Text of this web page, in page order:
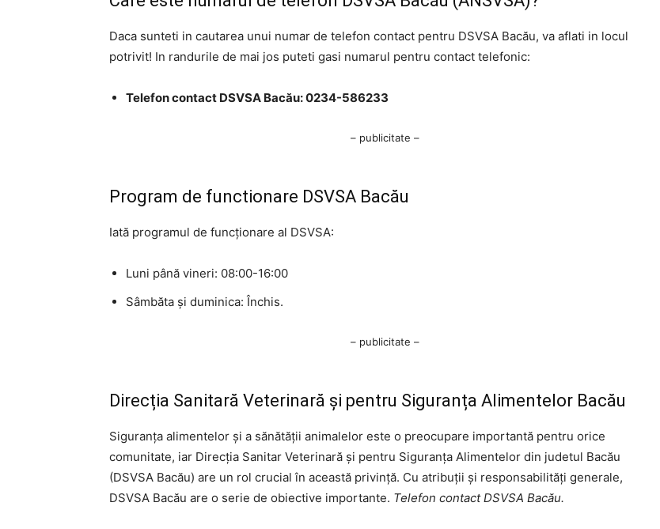
Daca sunteti in cautarea unui numar de telefon contact pentru DSVSA Bacău, va aflati in locul
potrivit! In randurile de mai jos puteti gasi numarul pentru contact telefonic:
Telefon contact DSVSA Bacău: 0234-586233
– publicitate –
Program de functionare DSVSA Bacău
Iată programul de funcționare al DSVSA:
Luni până vineri: 08:00-16:00
Sâmbăta și duminica: Închis.
– publicitate –
Direcția Sanitară Veterinară și pentru Siguranța Alimentelor Bacău
Siguranța alimentelor și a sănătății animalelor este o preocupare importantă pentru orice
comunitate, iar Direcția Sanitar Veterinară și pentru Siguranța Alimentelor din judetul Bacău
(DSVSA Bacău) are un rol crucial în această privință. Cu atribuții și responsabilități generale,
DSVSA Bacău are o serie de obiective importante. Telefon contact DSVSA Bacău.